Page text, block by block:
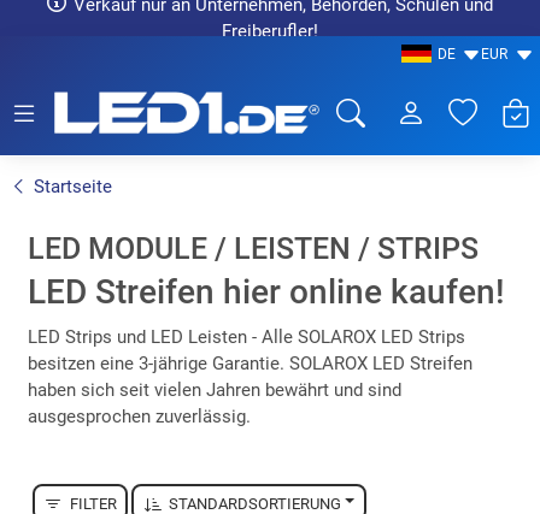
Verkauf nur an Unternehmen, Behörden, Schulen und
Freiberufler!
DE EUR
Startseite
LED MODULE / LEISTEN / STRIPS
LED Streifen hier online kaufen!
LED Strips und LED Leisten - Alle SOLAROX LED Strips
besitzen eine 3-jährige Garantie. SOLAROX LED Streifen
haben sich seit vielen Jahren bewährt und sind
ausgesprochen zuverlässig.
FILTER STANDARDSORTIERUNG